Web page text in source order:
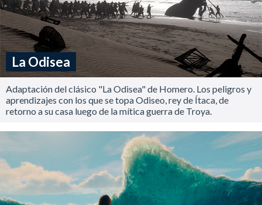
La Odisea
Adaptación del clásico "La Odisea" de Homero. Los peligros y
aprendizajes con los que se topa Odiseo, rey de Ítaca, de
retorno a su casa luego de la mítica guerra de Troya.